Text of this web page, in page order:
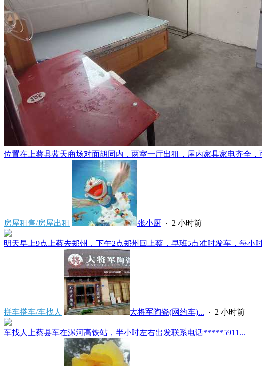
位置在上蔡县蓝天商场对面胡同内，两室一厅出租，屋内家具家电齐全，
房屋租售/房屋出租 张小厨 · 2 小时前
明天早上9点上蔡去郑州，下午2点郑州回上蔡，早班5点准时发车，每小
拼车搭车/车找人 大将军陶瓷(网约车)... · 2 小时前
车找人上蔡县车在漯河高铁站，半小时左右出发联系电话*****5911...